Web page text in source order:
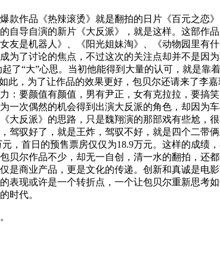
款作品《热辣滚烫》就是翻拍的日片《百元之恋
自导自演的新片《大反派》，就是这样。这部作
是机器人》、《阳光姐妹淘》、《动物园里有
了讨论的焦点，不过这次的关注点却并不是因
了“大”心思。当初他能得到大量的认可，就是靠
此，为了让作品的效果更好，包贝尔还请来了李
：要颜值有颜值，男有尹正，女有克拉拉，要搞
一次偶然的机会得到出演大反派的角色，却因为
反派》的思路，只是魏翔演的那部戏有些尬，
驭好了，就是王炸，驾驭不好，就是四个二带
，首日的预售票房仅仅为18.9万元。这样的成绩
尔作品不少，却无一自创，清一水的翻拍，还
是商业产品，更是文化的传递。创新和真诚是电
现或许是一个转折点，一个让包贝尔重新思考
时代。